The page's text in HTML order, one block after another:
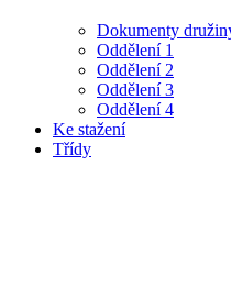
Dokumenty
Oddělení 1
Oddělení 2
Oddělení 3
Oddělení 4
Ke stažení
Třídy